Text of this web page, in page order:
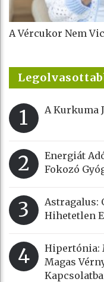
A Vércukor Nem
1 A Kurkuma
2
Energiát
Fokozó
3
Astragalus:
Hihetetlen
4
Hipertónia:
Magas